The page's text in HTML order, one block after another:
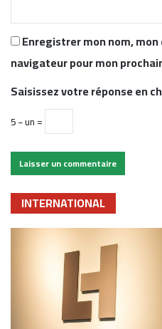
Enregistrer mon nom,
navigateur pour mon
Saisissez votre réponse en
5 − un =
INTERNATIONAL